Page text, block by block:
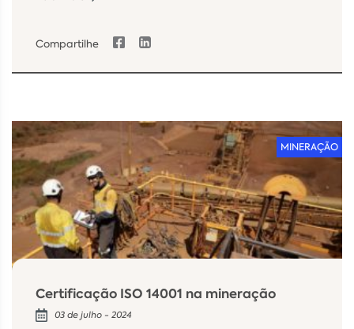
Compartilhe
MINERAÇÃO
Certificação ISO 14001 na mineração
03 de julho - 2024